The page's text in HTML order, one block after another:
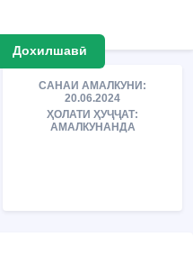
Дохилшавӣ
САНАИ АМАЛКУНИ:
20.06.2024
ҲОЛАТИ ҲУҶҶАТ:
АМАЛКУНАНДА